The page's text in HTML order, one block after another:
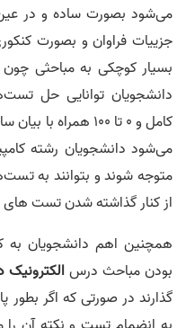
جزییات فراوان و بصورت
دانشجویان توانایی حل
کامل و 0 تا 100 همراه با بیان ساده در درس
می‌شود دانشجویان رشته
متوجه شوند و بتوانند به
از کنار گذاشته شدن تست
همچنین اهم دانشجویان به
بودن مباحث درسالکترونیک
گذارند در صورتی که اگر